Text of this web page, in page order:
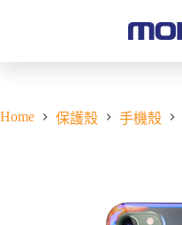
Home 保護殼 手機殼